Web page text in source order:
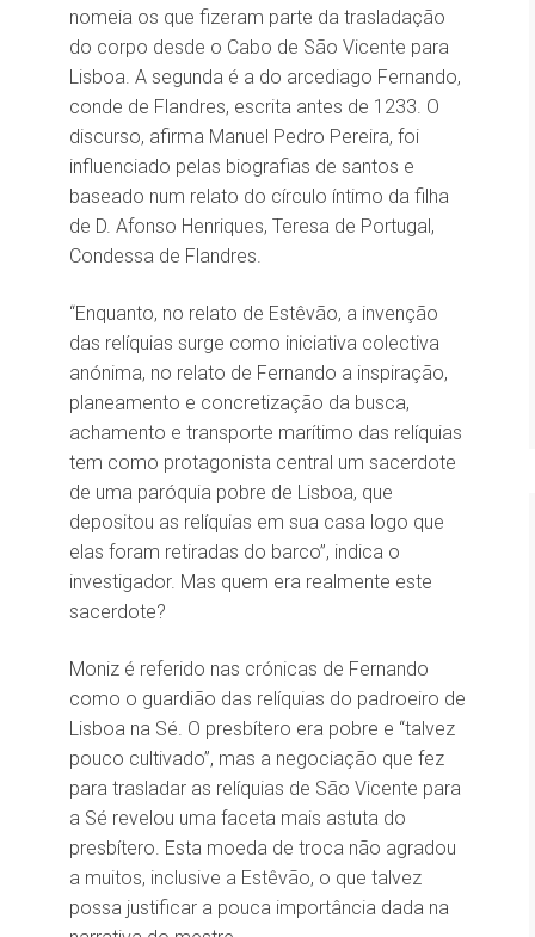
nomeia os que fizeram parte da trasladação
do corpo desde o Cabo de São Vicente para
Lisboa. A segunda é a do arcediago Fernando,
conde de Flandres, escrita antes de 1233. O
discurso, afirma Manuel Pedro Pereira, foi
influenciado pelas biografias de santos e
baseado num relato do círculo íntimo da filha
de D. Afonso Henriques, Teresa de Portugal,
Condessa de Flandres.
“Enquanto, no relato de Estêvão, a invenção
das relíquias surge como iniciativa colectiva
anónima, no relato de Fernando a inspiração,
planeamento e concretização da busca,
achamento e transporte marítimo das relíquias
tem como protagonista central um sacerdote
de uma paróquia pobre de Lisboa, que
depositou as relíquias em sua casa logo que
elas foram retiradas do barco”, indica o
investigador. Mas quem era realmente este
sacerdote?
Moniz é referido nas crónicas de Fernando
como o guardião das relíquias do padroeiro de
Lisboa na Sé. O presbítero era pobre e “talvez
pouco cultivado”, mas a negociação que fez
para trasladar as relíquias de São Vicente para
a Sé revelou uma faceta mais astuta do
presbítero. Esta moeda de troca não agradou
a muitos, inclusive a Estêvão, o que talvez
possa justificar a pouca importância dada na